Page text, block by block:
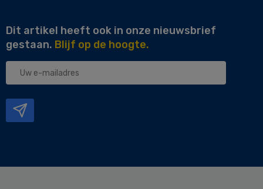
Dit artikel heeft ook in onze nieuwsbrief
gestaan. Blijf op de hoogte.
Uw